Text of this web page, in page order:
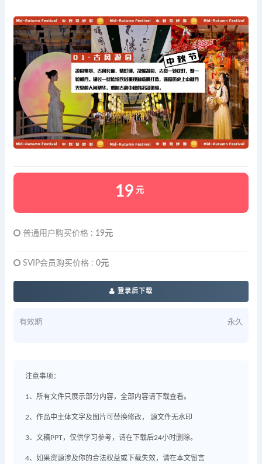
19 元
普通用户购买价格 : 19元
SVIP会员购买价格 : 0元
登录后下载
有效期 永久
注意事项：
1、所有文件只展示部分内容，全部内容请下载查看。
2、作品中主体文字及图片可替换修改， 源文件无水印
3、文稿PPT，仅供学习参考，请在下载后24小时删除。
4、如果资源涉及你的合法权益或下载失效，请在本文留言